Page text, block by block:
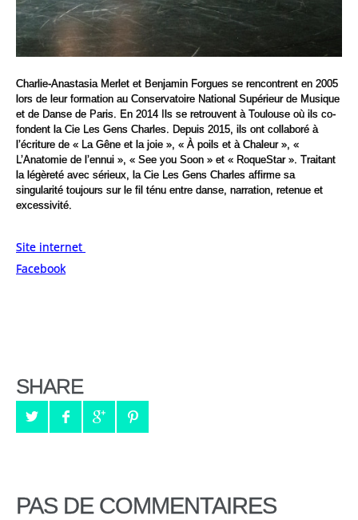
Charlie-Anastasia Merlet et Benjamin Forgues se rencontrent en 2005
lors de leur formation au Conservatoire National Supérieur de Musique
et de Danse de Paris. En 2014 Ils se retrouvent à Toulouse où ils co-
fondent la Cie Les Gens Charles. Depuis 2015, ils ont collaboré à
l’écriture de « La Gêne et la joie », « À poils et à Chaleur », «
L’Anatomie de l’ennui », « See you Soon » et « RoqueStar ». Traitant
la légèreté avec sérieux, la Cie Les Gens Charles affirme sa
singularité toujours sur le fil ténu entre danse, narration, retenue et
excessivité.
Site internet
Facebook
SHARE
PAS DE COMMENTAIRES